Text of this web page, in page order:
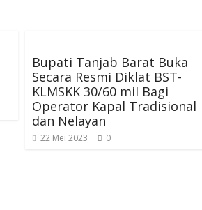
Bupati Tanjab Barat Buka
Secara Resmi Diklat BST-
KLMSKK 30/60 mil Bagi
Operator Kapal Tradisional
dan Nelayan
22 Mei 2023 0